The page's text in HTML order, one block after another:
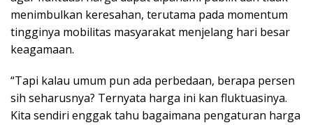
menimbulkan keresahan, terutama pada momentum
tingginya mobilitas masyarakat menjelang hari besar
keagamaan.
“Tapi kalau umum pun ada perbedaan, berapa persen
sih seharusnya? Ternyata harga ini kan fluktuasinya.
Kita sendiri enggak tahu bagaimana pengaturan harga